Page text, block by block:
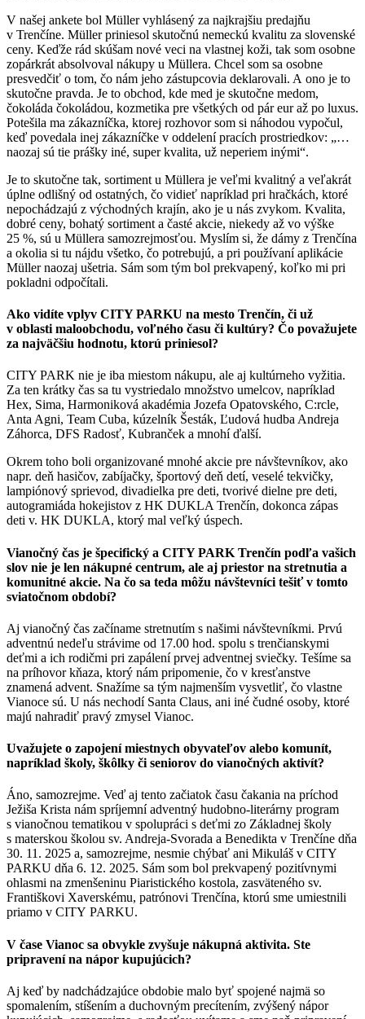
V našej ankete bol Müller vyhlásený za najkrajšiu predajňu
v Trenčíne. Müller priniesol skutočnú nemeckú kvalitu za slovenské
ceny. Keďže rád skúšam nové veci na vlastnej koži, tak som osobne
zopárkrát absolvoval nákupy u Müllera. Chcel som sa osobne
presvedčiť o tom, čo nám jeho zástupcovia deklarovali. A ono je to
skutočne pravda. Je to obchod, kde med je skutočne medom,
čokoláda čokoládou, kozmetika pre všetkých od pár eur až po luxus.
Potešila ma zákazníčka, ktorej rozhovor som si náhodou vypočul,
keď povedala inej zákazníčke v oddelení pracích prostriedkov: „…
naozaj sú tie prášky iné, super kvalita, už neperiem inými“.
Je to skutočne tak, sortiment u Müllera je veľmi kvalitný a veľakrát
úplne odlišný od ostatných, čo vidieť napríklad pri hračkách, ktoré
nepochádzajú z východných krajín, ako je u nás zvykom. Kvalita,
dobré ceny, bohatý sortiment a časté akcie, niekedy až vo výške
25 %, sú u Müllera samozrejmosťou. Myslím si, že dámy z Trenčína
a okolia si tu nájdu všetko, čo potrebujú, a pri používaní aplikácie
Müller naozaj ušetria. Sám som tým bol prekvapený, koľko mi pri
pokladni odpočítali.
Ako vidíte vplyv CITY PARKU na mesto Trenčín, či už
v oblasti maloobchodu, voľného času či kultúry? Čo považujete
za najväčšiu hodnotu, ktorú priniesol?
CITY PARK nie je iba miestom nákupu, ale aj kultúrneho vyžitia.
Za ten krátky čas sa tu vystriedalo množstvo umelcov, napríklad
Hex, Sima, Harmoniková akadémia Jozefa Opatovského, C:rcle,
Anta Agni, Team Cuba, kúzelník Šesták, Ľudová hudba Andreja
Záhorca, DFS Radosť, Kubranček a mnohí ďalší.
Okrem toho boli organizované mnohé akcie pre návštevníkov, ako
napr. deň hasičov, zabíjačky, športový deň detí, veselé tekvičky,
lampiónový sprievod, divadielka pre deti, tvorivé dielne pre deti,
autogramiáda hokejistov z HK DUKLA Trenčín, dokonca zápas
deti v. HK DUKLA, ktorý mal veľký úspech.
Vianočný čas je špecifický a CITY PARK Trenčín podľa vašich
slov nie je len nákupné centrum, ale aj priestor na stretnutia a
komunitné akcie. Na čo sa teda môžu návštevníci tešiť v tomto
sviatočnom období?
Aj vianočný čas začíname stretnutím s našimi návštevníkmi. Prvú
adventnú nedeľu strávime od 17.00 hod. spolu s trenčianskymi
deťmi a ich rodičmi pri zapálení prvej adventnej sviečky. Tešíme sa
na príhovor kňaza, ktorý nám pripomenie, čo v kresťanstve
znamená advent. Snažíme sa tým najmenším vysvetliť, čo vlastne
Vianoce sú. U nás nechodí Santa Claus, ani iné čudné osoby, ktoré
majú nahradiť pravý zmysel Vianoc.
Uvažujete o zapojení miestnych obyvateľov alebo komunít,
napríklad školy, škôlky či seniorov do vianočných aktivít?
Áno, samozrejme. Veď aj tento začiatok času čakania na príchod
Ježiša Krista nám spríjemní adventný hudobno-literárny program
s vianočnou tematikou v spolupráci s deťmi zo Základnej školy
s materskou školou sv. Andreja-Svorada a Benedikta v Trenčíne dňa
30. 11. 2025 a, samozrejme, nesmie chýbať ani Mikuláš v CITY
PARKU dňa 6. 12. 2025. Sám som bol prekvapený pozitívnymi
ohlasmi na zmenšeninu Piaristického kostola, zasväteného sv.
Františkovi Xaverskému, patrónovi Trenčína, ktorú sme umiestnili
priamo v CITY PARKU.
V čase Vianoc sa obvykle zvyšuje nákupná aktivita. Ste
pripravení na nápor kupujúcich?
Aj keď by nadchádzajúce obdobie malo byť spojené najmä so
spomalením, stíšením a duchovným precítením, zvýšený nápor